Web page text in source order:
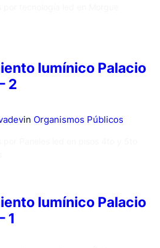
lumínico Palacio
2
in Organismos Públicos
lumínico Palacio
1